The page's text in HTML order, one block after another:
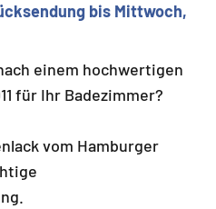
bis Mittwoch,
einem hochwertigen
für Ihr Badezimmer?
vom Hamburger